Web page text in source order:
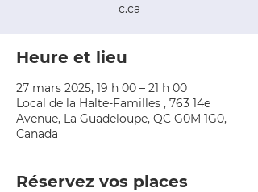
c.ca
Heure et lieu
27 mars 2025, 19 h 00 – 21 h 00
Local de la Halte-Familles , 763 14e
Avenue, La Guadeloupe, QC G0M 1G0,
Canada
Réservez vos places